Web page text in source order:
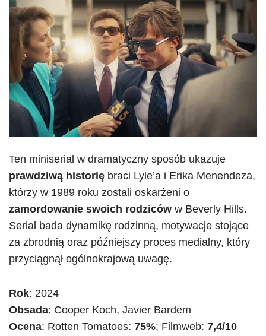
Ten miniserial w dramatyczny sposób ukazuje
prawdziwą historię braci Lyle’a i Erika Menendeza,
którzy w 1989 roku zostali oskarżeni o
zamordowanie swoich rodziców w Beverly Hills.
Serial bada dynamikę rodzinną, motywacje stojące
za zbrodnią oraz późniejszy proces medialny, który
przyciągnął ogólnokrajową uwagę.
Rok: 2024
Obsada: Cooper Koch, Javier Bardem
Ocena: Rotten Tomatoes: 75%; Filmweb: 7,4/10